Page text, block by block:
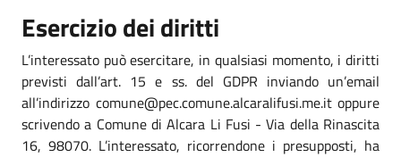
Esercizio dei diritti
L’interessato può esercitare, in qualsiasi momento, i diritti
previsti dall’art. 15 e ss. del GDPR inviando un’email
all’indirizzo comune@pec.comune.alcaralifusi.me.it oppure
scrivendo a Comune di Alcara Li Fusi - Via della Rinascita
16, 98070. L’interessato, ricorrendone i presupposti, ha